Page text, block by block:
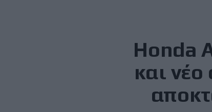
Honda
και